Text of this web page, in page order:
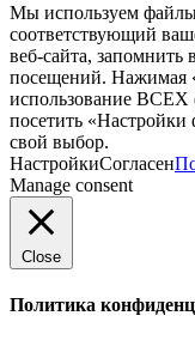
Мы используем файлы
соответствующий
веб-сайта,
посещений. Нажимая
использование ВСЕХ
посетить «Настройки
свой выбор.
НастройкиСогласен
Manage consent
Close
Политика